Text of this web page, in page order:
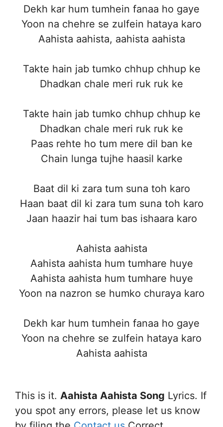
Dekh kar hum tumhein fanaa ho gaye
Yoon na chehre se zulfein hataya karo
Aahista aahista, aahista aahista
Takte hain jab tumko chhup chhup ke
Dhadkan chale meri ruk ruk ke
Takte hain jab tumko chhup chhup ke
Dhadkan chale meri ruk ruk ke
Paas rehte ho tum mere dil ban ke
Chain lunga tujhe haasil karke
Baat dil ki zara tum suna toh karo
Haan baat dil ki zara tum suna toh karo
Jaan haazir hai tum bas ishaara karo
Aahista aahista
Aahista aahista hum tumhare huye
Aahista aahista hum tumhare huye
Yoon na nazron se humko churaya karo
Dekh kar hum tumhein fanaa ho gaye
Yoon na chehre se zulfein hataya karo
Aahista aahista
This is it. Aahista Aahista Song Lyrics. If
you spot any errors, please let us know